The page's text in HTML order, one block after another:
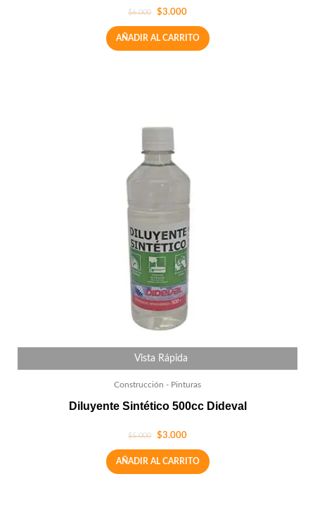
$6.000 $3.000
AÑADIR AL CARRITO
Vista Rápida
Construcción - Pinturas
Diluyente Sintético 500cc Dideval
$5.000 $3.000
AÑADIR AL CARRITO